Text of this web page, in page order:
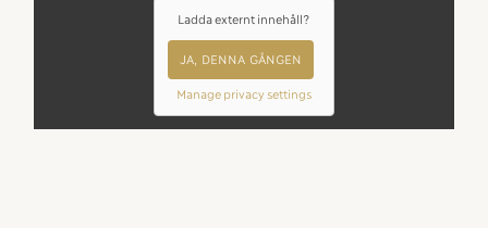
Ladda externt innehåll?
JA, DENNA GÅNGEN
Manage privacy settings